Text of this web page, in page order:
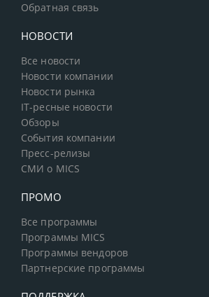
Обратная связь
НОВОСТИ
Все новости
Новости компании
Новости рынка
IT-ресные новости
Обзоры
События компании
Пресс-релизы
СМИ о MICS
ПРОМО
Все программы
Программы MICS
Программы вендоров
Партнерские программы